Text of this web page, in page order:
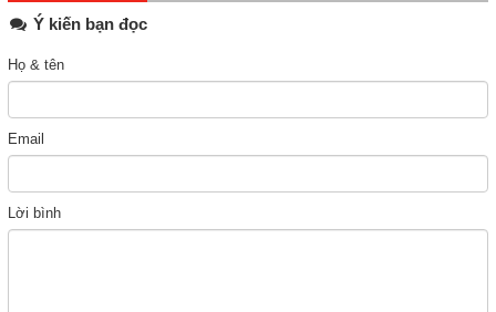
Ý kiến bạn đọc
Họ & tên
Email
Lời bình